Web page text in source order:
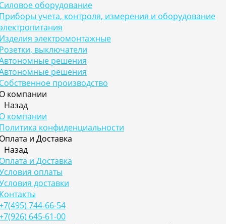
оборудование
учета, контроля, измерения и оборудование
электромонтажные
выключатели
решения
решения
производство
компании
Назад
компании
конфиденциальности
и Доставка
Назад
и Доставка
оплаты
доставки
744-66-54
645-61-00